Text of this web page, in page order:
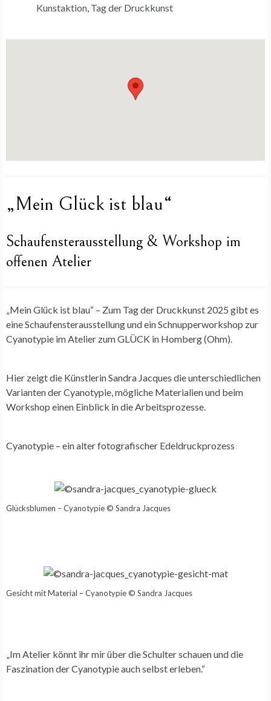
Kunstaktion, Tag der Druckkunst
„Mein Glück ist blau“
Schaufensterausstellung & Workshop im
offenen Atelier
„Mein Glück ist blau“ – Zum Tag der Druckkunst 2025 gibt es
eine Schaufensterausstellung und ein Schnupperworkshop zur
Cyanotypie im Atelier zum GLÜCK in Homberg (Ohm).
Hier zeigt die Künstlerin Sandra Jacques die unterschiedlichen
Varianten der Cyanotypie, mögliche Materialien und beim
Workshop einen Einblick in die Arbeitsprozesse.
Cyanotypie – ein alter fotografischer Edeldruckprozess
Glücksblumen – Cyanotypie © Sandra Jacques
Gesicht mit Material – Cyanotypie © Sandra Jacques
„Im Atelier könnt ihr mir über die Schulter schauen und die
Faszination der Cyanotypie auch selbst erleben.“